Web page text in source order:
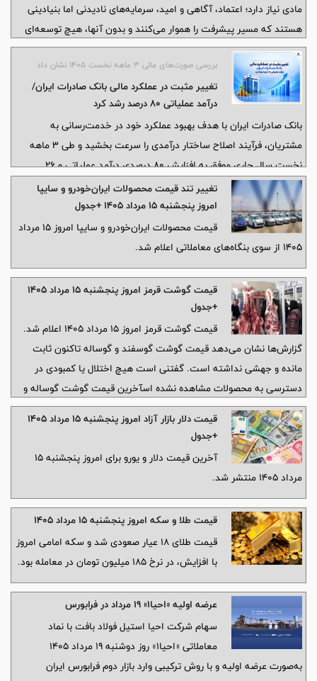
مادی نیاز دارد؛ اعتماد، آگاهی و امید، سرمایه‌های نادیدنی اما بنیادینی
هستند که مسیر پیشرفت را هموار می‌کنند و بدون آنها، هیچ توسعه‌ای
پایدار نخواهد ماند.
بررسی صورت‌های مالی 3 ماهه نخست 1405 نشان داد
تغییر مثبت در عملکرد مالی بانک صادرات ایران/
درآمد عملیاتی 80 درصد رشد کرد
بانک صادرات ایران با هدف بهبود عملکرد خود در خدمت‌رسانی به
مشتریان، فرآیند اصلاح ساختار درآمدی را سرعت بخشید و طی 3 ماهه
نخست سال جاری موفق به افزایش 80 درصدی درآمد عملیاتی و 26
درصدی سود خالص شد.تغییر تند قیمت محصولات ایران‌خودرو و سایپا
امروز پنجشنبه ۱۵ مرداد ۱۴۰۵ +جدول
قیمت محصولات ایران‌خودرو و سایپا امروز ۱۵ مرداد
۱۴۰۵ از سوی بنگاه‌های معاملاتی اعلام شد.
قیمت گوشت قرمز امروز پنجشنبه ۱۵ مرداد ۱۴۰۵
+جدول
قیمت گوشت قرمز امروز ۱۵ مرداد ۱۴۰۵ اعلام شد.
گزارش‌ها نشان می‌دهد قیمت گوشت گوسفند و گوساله تاکنون ثابت
مانده و جهشی نداشته است. گفتنی است هیچ اختلال یا کمبودی در
دسترسی به محصولات مشاهده نشده اسآخرین قیمت گوشت گوساله و
گوسفند برای امروز پنجشنبه ۱۵ مرداد ۱۴۰۵
قیمت دلار بازار آزاد امروز پنجشنبه ۱۵ مرداد ۱۴۰۵
+جدول
آخرین قیمت دلار و یورو برای امروز پنجشنبه ۱۵
مرداد ۱۴۰۵ منتشر شد.
قیمت طلا و سکه امروز پنجشنبه ۱۵ مرداد ۱۴۰۵
قیمت طلای 18 عیار صعودی شد و سکه امامی امروز
با افزایش، در نرخ 185 میلیون تومان در معامله بود.
عرضه اولیه «احیا۱» ۱۹ مرداد در فرابورس
سهام شرکت احیا استیل فولاد بافت با نماد
معاملاتی «احیا۱» روز دوشنبه ۱۹ مرداد ۱۴۰۵
به‌صورت عرضه اولیه و با روش ترکیبی وارد بازار دوم فرابورس ایران